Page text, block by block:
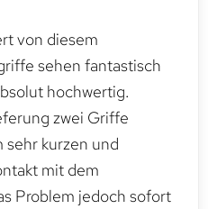
von diesem
sehen fantastisch
hochwertig.
zwei Griffe
sehr kurzen und
mit dem
Problem jedoch sofort